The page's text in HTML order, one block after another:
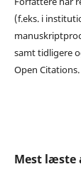
(f.eks. i
samt tidligere
Open Citations.
Mest læste